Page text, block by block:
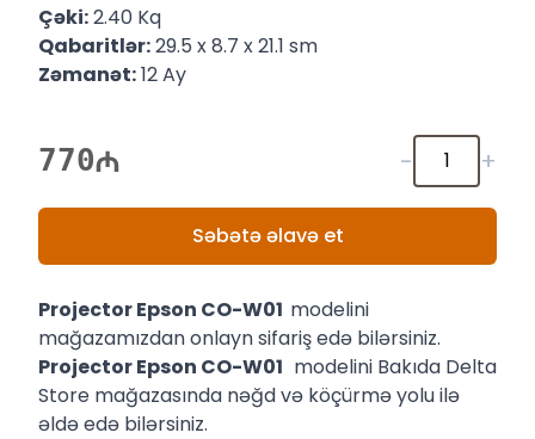
Çəki:2.40 Kq
Qabaritlər:29.5 x 8.7 x 21.1 sm
Zəmanət:12 Ay
770 - +
Səbətə əlavə et
Projector Epson CO-W01 modelini
mağazamızdan onlayn sifariş edə bilərsiniz.
Projector Epson CO-W01 modelini Bakıda Delta
Store mağazasında nəğd və köçürmə yolu ilə
əldə edə bilərsiniz.